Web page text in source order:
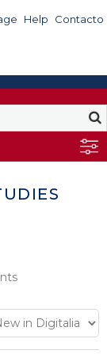
Help Contacto